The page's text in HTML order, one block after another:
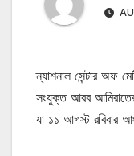
ন্যাশনাল সেন্টার অফ
সংযুক্ত আরব আমিরাতের
যা ১১ আগস্ট রবিবার